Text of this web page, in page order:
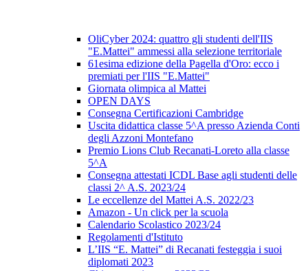
OliCyber 2024: quattro gli studenti dell'IIS
"E.Mattei" ammessi alla selezione territoriale
61esima edizione della Pagella d'Oro: ecco i
premiati per l'IIS "E.Mattei"
Giornata olimpica al Mattei
OPEN DAYS
Consegna Certificazioni Cambridge
Uscita didattica classe 5^A presso Azienda Conti
degli Azzoni Montefano
Premio Lions Club Recanati-Loreto alla classe
5^A
Consegna attestati ICDL Base agli studenti delle
classi 2^ A.S. 2023/24
Le eccellenze del Mattei A.S. 2022/23
Amazon - Un click per la scuola
Calendario Scolastico 2023/24
Regolamenti d'Istituto
L’IIS “E. Mattei” di Recanati festeggia i suoi
diplomati 2023